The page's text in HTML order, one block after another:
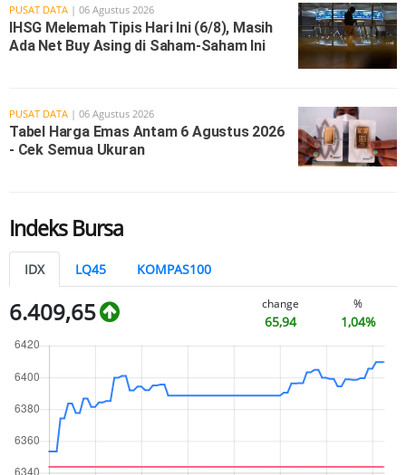
PUSAT DATA | 06 Agustus 2026
IHSG Melemah Tipis Hari Ini (6/8), Masih
Ada Net Buy Asing di Saham-Saham Ini
PUSAT DATA | 06 Agustus 2026
Tabel Harga Emas Antam 6 Agustus 2026
- Cek Semua Ukuran
Indeks Bursa
IDX LQ45 KOMPAS100
6.409,65 change
65,94
%
1,04%